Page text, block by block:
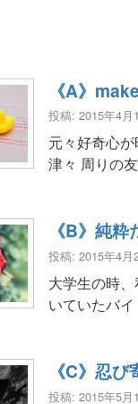
《A》
投稿: 2015年4月
元々好奇心
津々 周りの
《B》純
投稿: 2015年4月
大学生の時
いていたバ
《C》忍
投稿: 2015年5月